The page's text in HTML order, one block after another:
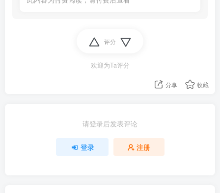
评分
欢迎为Ta评分
分享 收藏
请登录后发表评论
登录 注册